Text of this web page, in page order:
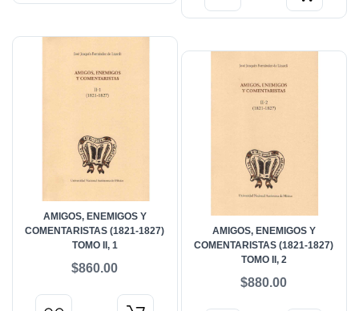
AMIGOS, ENEMIGOS Y
COMENTARISTAS (1821-1827)
TOMO II, 1
$860.00
AMIGOS, ENEMIGOS Y
COMENTARISTAS (1821-1827)
TOMO II, 2
$880.00